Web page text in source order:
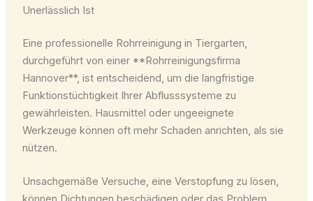
Unerlässlich Ist
Eine professionelle Rohrreinigung in Tiergarten,
durchgeführt von einer **Rohrreinigungsfirma
Hannover**, ist entscheidend, um die langfristige
Funktionstüchtigkeit Ihrer Abflusssysteme zu
gewährleisten. Hausmittel oder ungeeignete
Werkzeuge können oft mehr Schaden anrichten, als sie
nützen.
Unsachgemäße Versuche, eine Verstopfung zu lösen,